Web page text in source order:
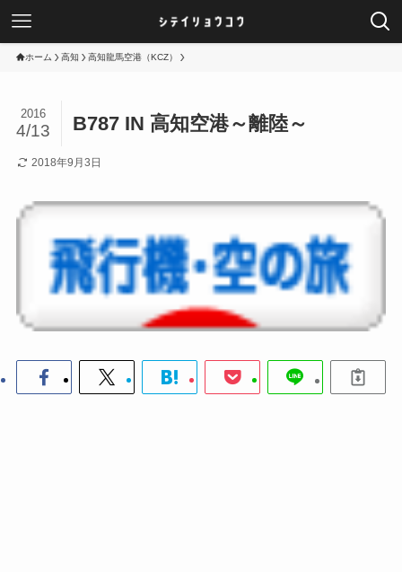
ホーム 高知 高知龍馬空港（KCZ）
B787 IN 高知空港～離陸～
2016
4/13
2018年9月3日